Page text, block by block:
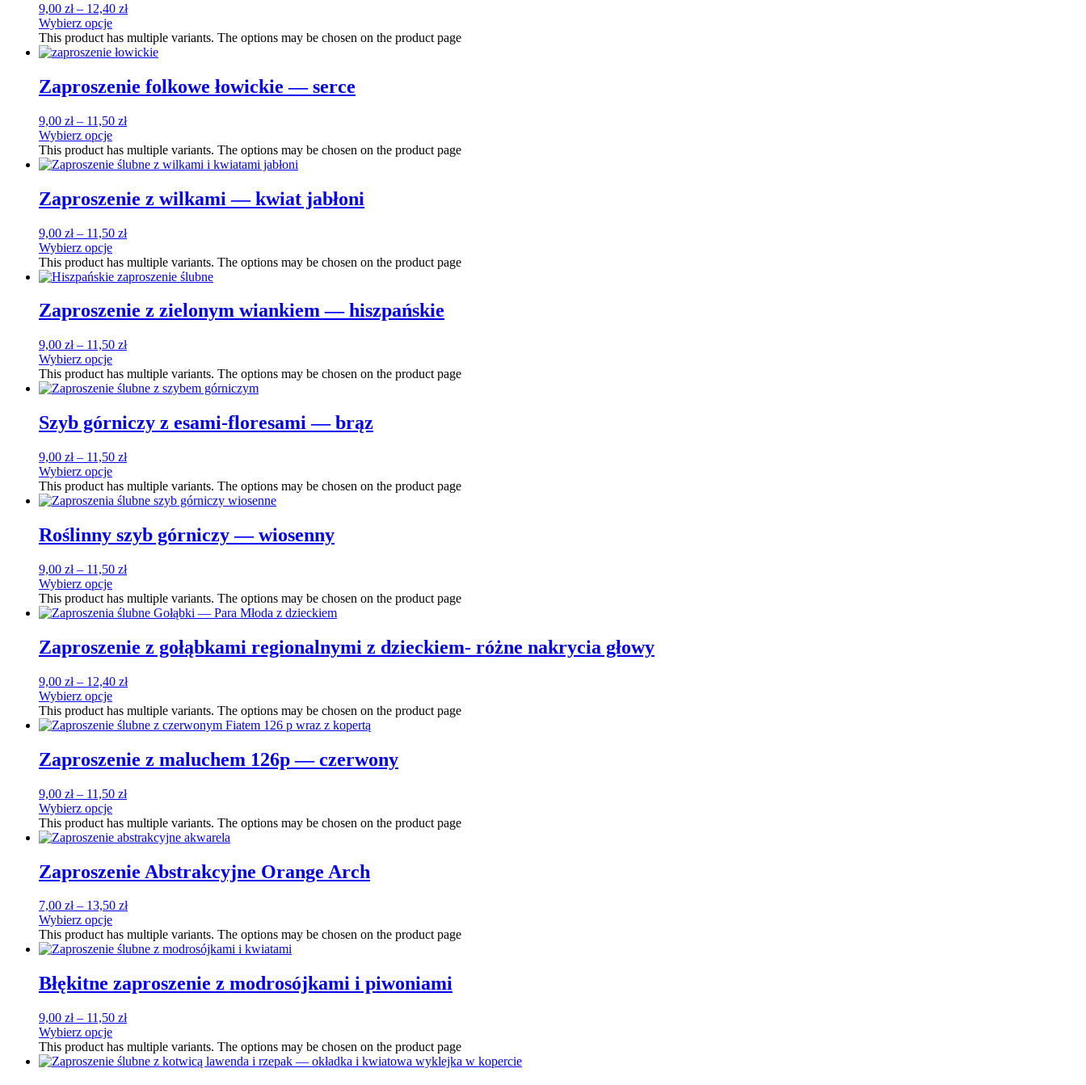
9,00 zł– 12,40 zł
Wybierz opcje
This product has multiple variants. The options may be chosen on the product page
Zaproszenie folkowe łowickie — serce
9,00 zł– 11,50 zł
Wybierz opcje
This product has multiple variants. The options may be chosen on the product page
Zaproszenie z wilkami — kwiat jabłoni
9,00 zł– 11,50 zł
Wybierz opcje
This product has multiple variants. The options may be chosen on the product page
Zaproszenie z zielonym wiankiem — hiszpańskie
9,00 zł– 11,50 zł
Wybierz opcje
This product has multiple variants. The options may be chosen on the product page
Szyb górniczy z esami-floresami — brąz
9,00 zł– 11,50 zł
Wybierz opcje
This product has multiple variants. The options may be chosen on the product page
Roślinny szyb górniczy — wiosenny
9,00 zł– 11,50 zł
Wybierz opcje
This product has multiple variants. The options may be chosen on the product page
Zaproszenie z gołąbkami regionalnymi z dzieckiem- różne nakrycia głowy
9,00 zł– 12,40 zł
Wybierz opcje
This product has multiple variants. The options may be chosen on the product page
Zaproszenie z maluchem 126p — czerwony
9,00 zł– 11,50 zł
Wybierz opcje
This product has multiple variants. The options may be chosen on the product page
Zaproszenie Abstrakcyjne Orange Arch
7,00 zł– 13,50 zł
Wybierz opcje
This product has multiple variants. The options may be chosen on the product page
Błękitne zaproszenie z modrosójkami i piwoniami
9,00 zł– 11,50 zł
Wybierz opcje
This product has multiple variants. The options may be chosen on the product page